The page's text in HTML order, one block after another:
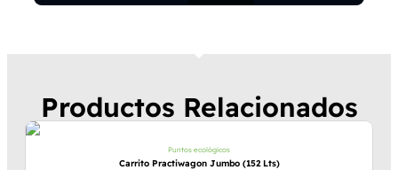
Productos Relacionados
Puntos ecológicos
Carrito Practiwagon Jumbo (152 Lts)